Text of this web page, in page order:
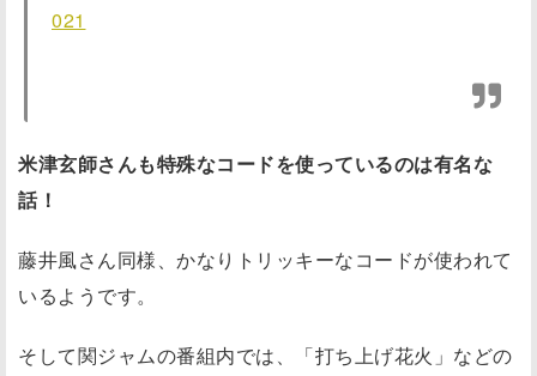
021
米津玄師さんも特殊なコードを使っているのは有名な
話！
藤井風さん同様、かなりトリッキーなコードが使われて
いるようです。
そして関ジャムの番組内では、「打ち上げ花火」などの